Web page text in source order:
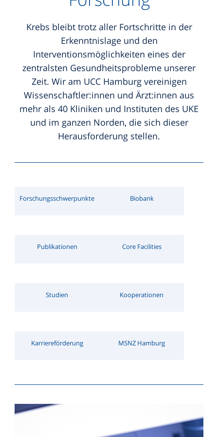
Hubertus-Wald-Forschungsförderung
Facharztpraxen
Selbsthilfegruppen
Palliativmedizin im UKE
Forschungseinrichtungen
Gesundheitskiosk
Nationales Netzwerk Genomische Medizin
Lungenkrebs
Mildred Scheel Nachwuchszentrum
Myelomsprechstunde
Nachsorge
Palliativmedizinische Sprechstunde
Sarkom- & GIST-Sprechstunde
Thoraxonkologische Sprechstunde
Ernährung
Bewegung
Komplementärmedizin
Psychoonkologische Angebote
Sozialberatung
Wissenschaftliche Karriereförderung
Mildred Scheel Nachwuchszentrum
Hamburger Leben nach Krebs - Programm
PREVENT Studie
Krebs bleibt trotz aller Fortschritte in der
Erkenntnislage und den
Interventionsmöglichkeiten eines der
zentralsten Gesundheitsprobleme unserer
Zeit. Wir am UCC Hamburg vereinigen
Wissenschaftler:innen und Ärzt:innen aus
mehr als 40 Kliniken und Instituten des UKE
und im ganzen Norden, die sich dieser
Herausforderung stellen.
Forschungs­schwerpunkte Biobank
Publikationen Core Facilities
Studien Kooperationen
Karriereförderung MSNZ Hamburg